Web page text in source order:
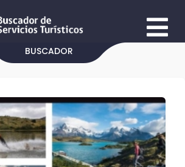
BUSCADOR